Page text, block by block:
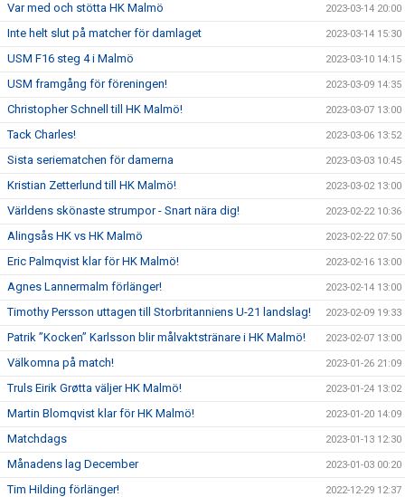
Var med och stötta HK Malmö 2023-03-14 20:00
Inte helt slut på matcher för damlaget 2023-03-14 15:30
USM F16 steg 4 i Malmö 2023-03-10 14:15
USM framgång för föreningen! 2023-03-09 14:35
Christopher Schnell till HK Malmö! 2023-03-07 13:00
Tack Charles! 2023-03-06 13:52
Sista seriematchen för damerna 2023-03-03 10:45
Kristian Zetterlund till HK Malmö! 2023-03-02 13:00
Världens skönaste strumpor - Snart nära dig! 2023-02-22 10:36
Alingsås HK vs HK Malmö 2023-02-22 07:50
Eric Palmqvist klar för HK Malmö! 2023-02-16 13:00
Agnes Lannermalm förlänger! 2023-02-14 13:00
Timothy Persson uttagen till Storbritanniens U-21 landslag! 2023-02-09 19:33
Patrik ”Kocken” Karlsson blir målvaktstränare i HK Malmö! 2023-02-07 13:00
Välkomna på match! 2023-01-26 21:09
Truls Eirik Grøtta väljer HK Malmö! 2023-01-24 13:02
Martin Blomqvist klar för HK Malmö! 2023-01-20 14:09
Matchdags 2023-01-13 12:30
Månadens lag December 2023-01-03 00:20
Tim Hilding förlänger! 2022-12-29 12:37